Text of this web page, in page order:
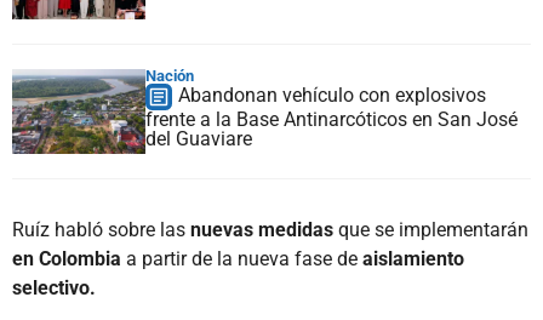
Nación
Abandonan vehículo con explosivos
frente a la Base Antinarcóticos en San José
del Guaviare
Ruíz habló sobre las nuevas medidas que se implementarán
en Colombia a partir de la nueva fase de aislamiento
selectivo.